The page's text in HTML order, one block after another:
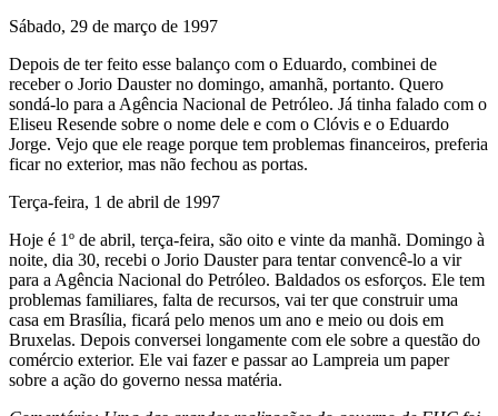
Sábado, 29 de março de 1997
Depois de ter feito esse balanço com o Eduardo, combinei de
receber o Jorio Dauster no domingo, amanhã, portanto. Quero
sondá-lo para a Agência Nacional de Petróleo. Já tinha falado com o
Eliseu Resende sobre o nome dele e com o Clóvis e o Eduardo
Jorge. Vejo que ele reage porque tem problemas financeiros, preferia
ficar no exterior, mas não fechou as portas.
Terça-feira, 1 de abril de 1997
Hoje é 1º de abril, terça-feira, são oito e vinte da manhã. Domingo à
noite, dia 30, recebi o Jorio Dauster para tentar convencê-lo a vir
para a Agência Nacional do Petróleo. Baldados os esforços. Ele tem
problemas familiares, falta de recursos, vai ter que construir uma
casa em Brasília, ficará pelo menos um ano e meio ou dois em
Bruxelas. Depois conversei longamente com ele sobre a questão do
comércio exterior. Ele vai fazer e passar ao Lampreia um paper
sobre a ação do governo nessa matéria.